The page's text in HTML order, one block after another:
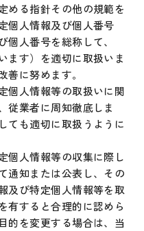
める指針その他の規範を
個人情報及び個人番号
個人番号を総称して、
ます）を適切に取扱いま
に努めます。
個人情報等の取扱いに関
従業者に周知徹底しま
ても適切に取扱うように
個人情報等の収集に際し
通知または公表し、その
及び特定個人情報等を取
有すると合理的に認めら
的を変更する場合は、当